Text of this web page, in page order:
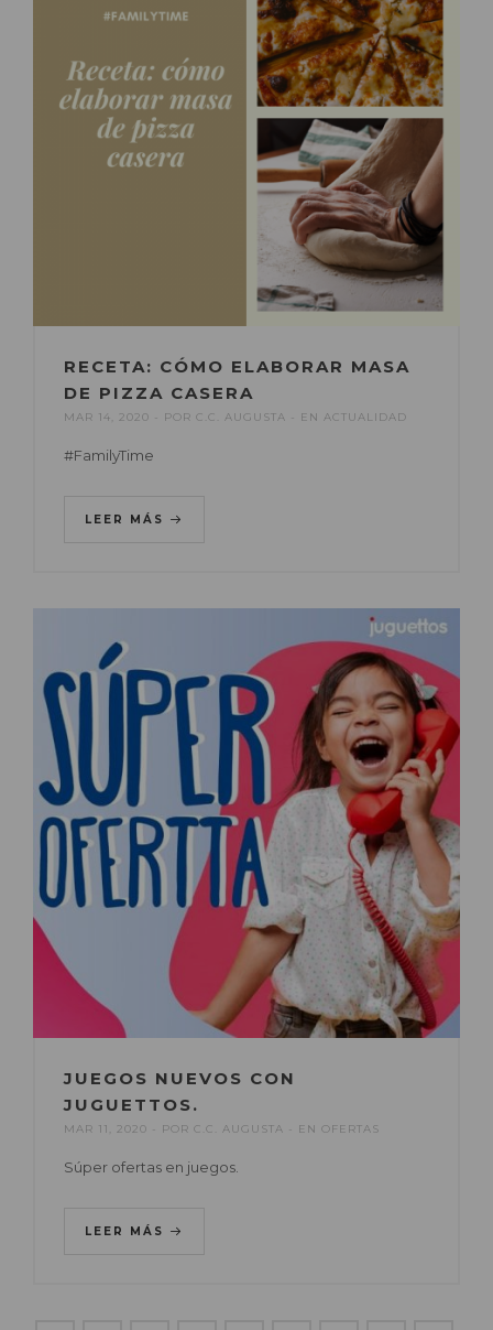
RECETA: CÓMO ELABORAR MASA
DE PIZZA CASERA
MAR 14, 2020 POR C.C. AUGUSTA EN ACTUALIDAD
#FamilyTime
LEER MÁS
JUEGOS NUEVOS CON
JUGUETTOS.
MAR 11, 2020 POR C.C. AUGUSTA EN OFERTAS
Súper ofertas en juegos.
LEER MÁS